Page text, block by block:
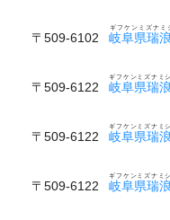
〒509-6102 岐阜県瑞
ギフケンミズナミ
〒509-6122 岐阜県瑞
ギフケンミズナミ
〒509-6122 岐阜県瑞
ギフケンミズナミ
〒509-6122 岐阜県瑞
ギフケンミズナミ